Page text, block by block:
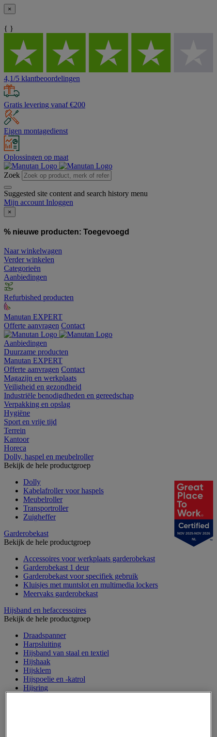
×
{ }
4,1/5 klantbeoordelingen
Gratis levering vanaf €200
Eigen montagedienst
Oplossingen op maat
Zoek
Suggested site content and search history menu
Mijn account Inloggen
×
% nieuwe producten: Toegevoegd
Naar winkelwagen
Verder winkelen
Categorieën
Aanbiedingen
Refurbished producten
Manutan EXPERT
Offerte aanvragen Contact
Aanbiedingen
Duurzame producten
Manutan EXPERT
Offerte aanvragen Contact
Magazijn en werkplaats
Veiligheid en gezondheid
Industriële benodigdheden en gereedschap
Verpakking en opslag
Hygiëne
Sport en vrije tijd
Terrein
Kantoor
Horeca
Dolly, haspel en meubelroller
Bekijk de hele productgroep
Dolly
Kabelafroller voor haspels
Meubelroller
Transportroller
Zuigheffer
Garderobekast
Bekijk de hele productgroep
Accessoires voor werkplaats garderobekast
Garderobekast 1 deur
Garderobekast voor specifiek gebruik
Kluisjes met muntslot en multimedia lockers
Meervaks garderobekast
Hijsband en hefaccessoires
Bekijk de hele productgroep
Draadspanner
Harpsluiting
Hijsband van staal en textiel
Hijshaak
Hijsklem
Hijspoelie en -katrol
Hijsring
NOV 2025-NOV 2026
NL